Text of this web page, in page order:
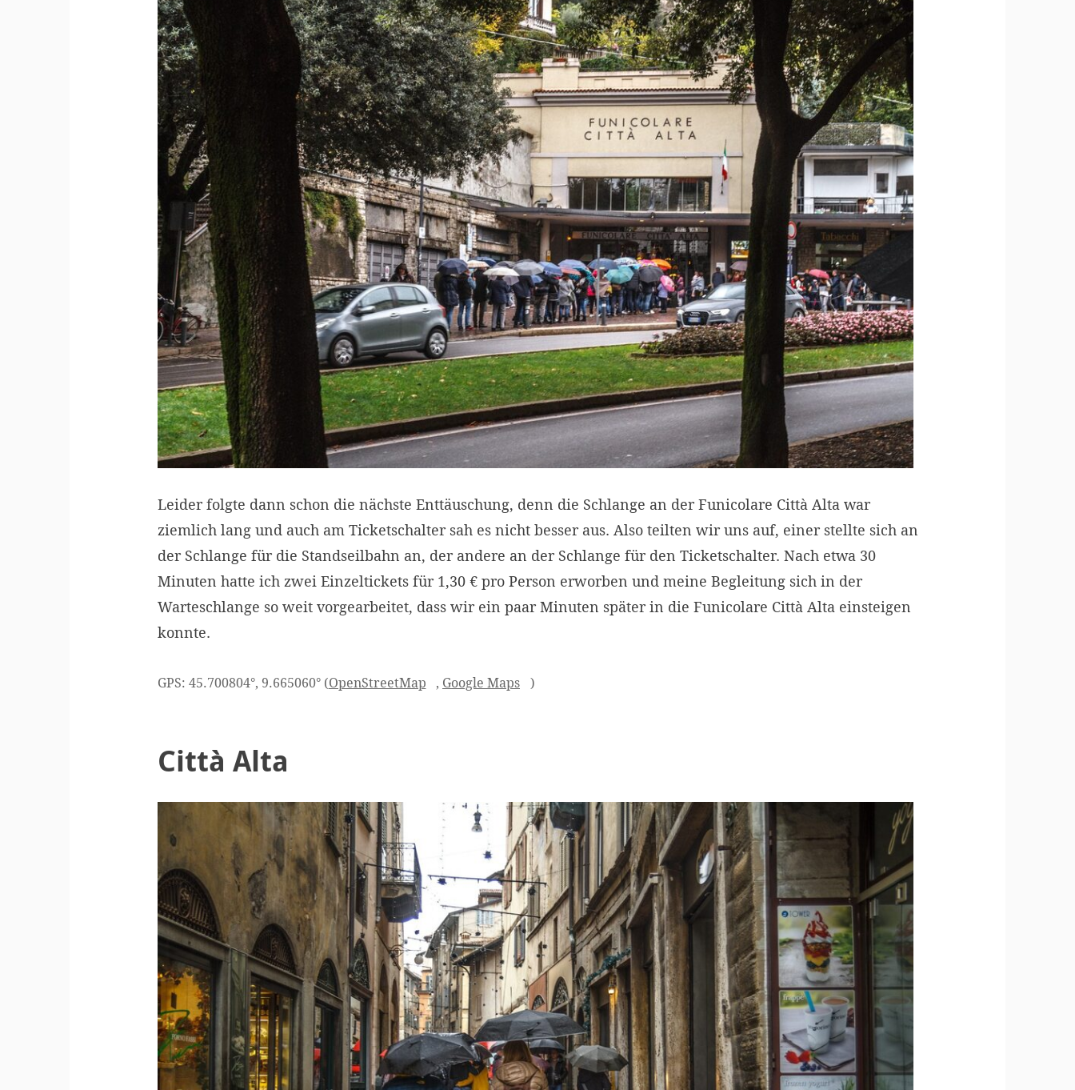
Leider folgte dann schon die nächste Enttäuschung, denn die Schlange an der Funicolare Città Alta war
ziemlich lang und auch am Ticketschalter sah es nicht besser aus. Also teilten wir uns auf, einer stellte sich an
der Schlange für die Standseilbahn an, der andere an der Schlange für den Ticketschalter. Nach etwa 30
Minuten hatte ich zwei Einzeltickets für 1,30 € pro Person erworben und meine Begleitung sich in der
Warteschlange so weit vorgearbeitet, dass wir ein paar Minuten später in die Funicolare Città Alta einsteigen
konnte.
GPS: 45.700804°, 9.665060° (OpenStreetMap , Google Maps )
Città Alta